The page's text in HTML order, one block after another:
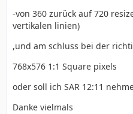
-von 360 zurück auf 720
vertikalen linien)
,und am schluss bei der
768x576 1:1 Square pixels
oder soll ich SAR 12:11
Danke vielmals